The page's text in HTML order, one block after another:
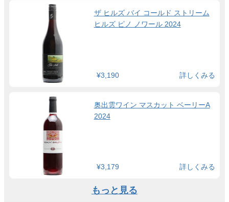
ザ ヒルズ バイ コールド ストリーム
ヒルズ ピノ ノワール 2024
¥3,190 詳しくみる
奥出雲ワイン マスカット ベーリーA
2024
¥3,179 詳しくみる
もっと見る